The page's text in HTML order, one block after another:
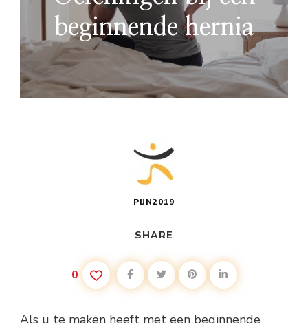
beginnende hernia
PIJN2019
SHARE
0
Als u te maken heeft met een beginnende